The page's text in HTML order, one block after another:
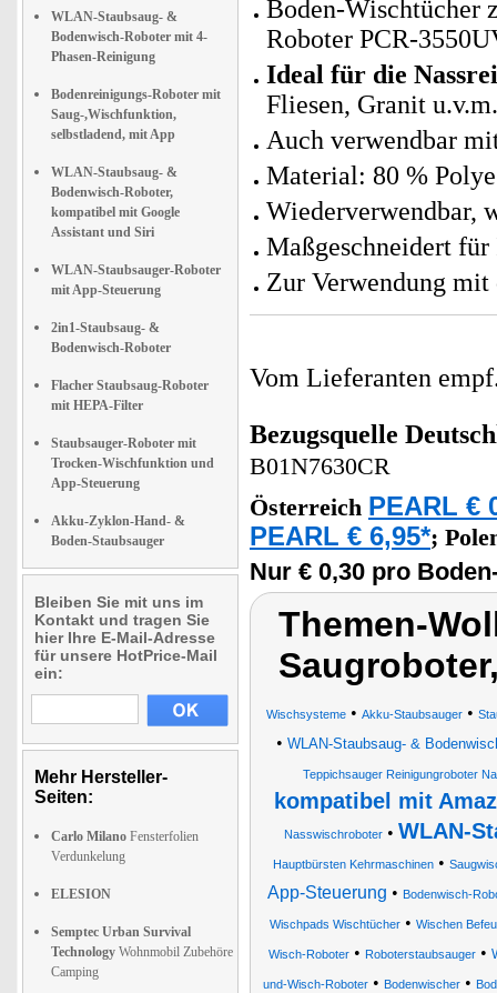
WLAN-Staubsaug- &
Bodenwisch-Roboter mit 4-
Phasen-Reinigung
Bodenreinigungs-Roboter mit
Saug-,Wischfunktion,
selbstladend, mit App
WLAN-Staubsaug- &
Bodenwisch-Roboter,
kompatibel mit Google
Assistant und Siri
WLAN-Staubsauger-Roboter
mit App-Steuerung
2in1-Staubsaug- &
Bodenwisch-Roboter
Flacher Staubsaug-Roboter
mit HEPA-Filter
Staubsauger-Roboter mit
Trocken-Wischfunktion und
App-Steuerung
Akku-Zyklon-Hand- &
Boden-Staubsauger
Bleiben Sie mit uns im
Kontakt und tragen Sie
hier Ihre E-Mail-Adresse
für unsere HotPrice-Mail
ein:
Mehr Hersteller-
Seiten:
Carlo Milano Fensterfolien
Verdunkelung
ELESION
Semptec Urban Survival
Technology Wohnmobil Zubehöre
Camping
Boden-Wischtücher
Roboter PCR-
Ideal für die
Fliesen, Granit u.v.m.
Auch verwendbar
Material: 80 %
Wiederverwendbar,
Maßgeschneidert
Zur Verwendung mit
Vom Lieferanten
Bezugsquelle
B01N7630CR
Österreich PEARL €
PEARL € 6,95*;
Nur € 0,30 pro
Themen-
Wischsysteme• Akku-Staubsauger•
• WLAN-Staubsaug- &
Teppichsauger Reinigungroboter
kompatibel mit
Nasswischroboter• WLAN-
Hauptbürsten Kehrmaschinen •
App-Steuerung • Bodenwisch-
Wischpads Wischtücher • Wischen
Wisch-Roboter • Roboterstaubsauger •
und-Wisch-Roboter • Bodenwischer •